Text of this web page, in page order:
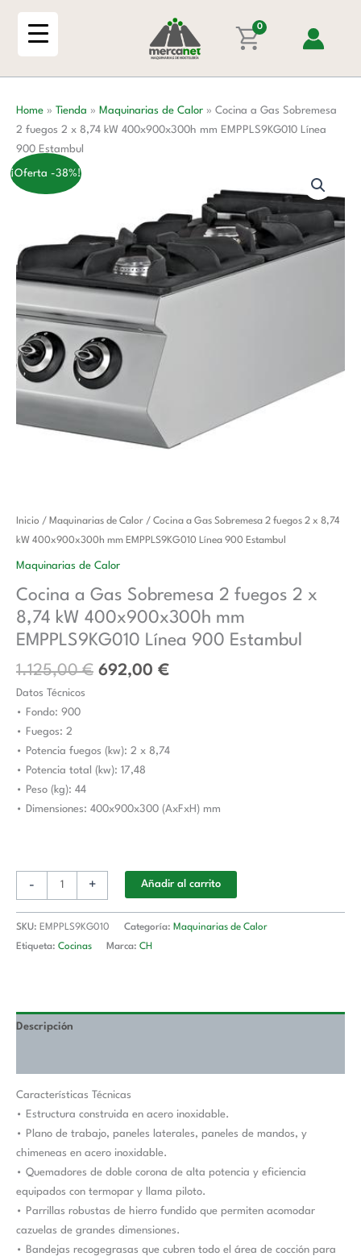
0
Home » Tienda » Maquinarias de Calor » Cocina a Gas Sobremesa
2 fuegos 2 x 8,74 kW 400x900x300h mm EMPPLS9KG010 Línea
900 Estambul
¡Oferta -38%!
Inicio / Maquinarias de Calor / Cocina a Gas Sobremesa 2 fuegos 2 x 8,74
kW 400x900x300h mm EMPPLS9KG010 Línea 900 Estambul
Maquinarias de Calor
Cocina a Gas Sobremesa 2 fuegos 2 x
8,74 kW 400x900x300h mm
EMPPLS9KG010 Línea 900 Estambul
1.125,00€
El
precio
original
1.125,00 €.
692,00 €
El
precio
692,00 €.
Datos Técnicos
• Fondo: 900
• Fuegos: 2
• Potencia fuegos (kw): 2 x 8,74
• Potencia total (kw): 17,48
• Peso (kg): 44
• Dimensiones: 400x900x300 (AxFxH) mm
-
Cocina
a
Gas
2
fuegos
2
8,74
kW
400x900x300h
mm
EMPPLS9KG010
Línea
900
Estambul
+ Añadir al carrito
SKU: EMPPLS9KG010 Categoría: Maquinarias de Calor
Etiqueta: Cocinas Marca: CH
Descripción
Características Técnicas
• Estructura construida en acero inoxidable.
• Plano de trabajo, paneles laterales, paneles de mandos, y
chimeneas en acero inoxidable.
• Quemadores de doble corona de alta potencia y eficiencia
equipados con termopar y llama piloto.
• Parrillas robustas de hierro fundido que permiten acomodar
cazuelas de grandes dimensiones.
• Bandejas recogegrasas que cubren todo el área de cocción para
fuegos
2
8,74
kW
400x900x300h
mm
EMPPLS9KG010
Estambul
cantidad